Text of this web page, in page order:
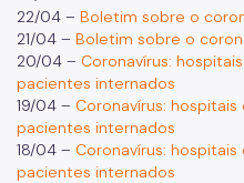
22/04 – Boletim sobre o
21/04 – Boletim sobre o
20/04 – Coronavírus:
pacientes internados
19/04 – Coronavírus:
pacientes internados
18/04 – Coronavírus:
pacientes internados